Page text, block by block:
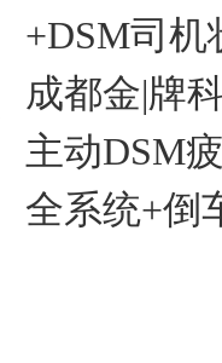
+DSM司机
成都金|牌
主动DSM
全系统+倒